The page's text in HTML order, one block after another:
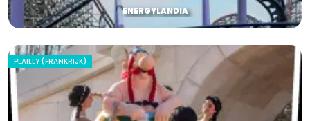
ENERGYLANDIA
PLAILLY (FRANKRIJK)